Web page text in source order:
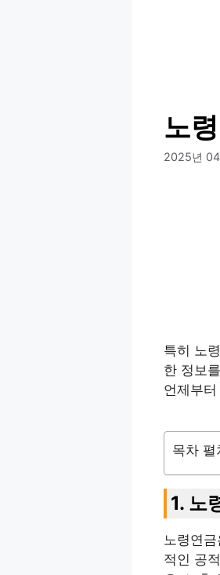
노
2025년
특히 노
한 정보
언제부
목차 펼
1. 노
노령연
적인 공